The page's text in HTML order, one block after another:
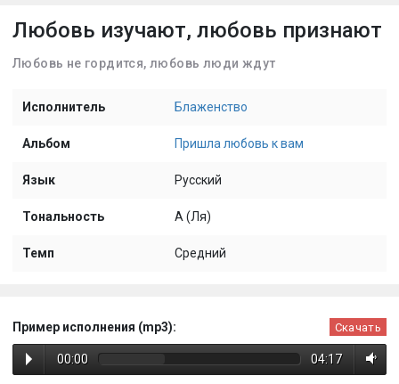
Любовь изучают, любовь признают
Любовь не гордится, любовь люди ждут
Исполнитель Блаженство
Альбом Пришла любовь к вам
Язык Русский
Тональность A (Ля)
Темп Средний
Пример исполнения (mp3): Скачать
00:00 04:17